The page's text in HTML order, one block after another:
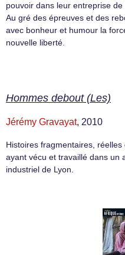
pouvoir dans leur entreprise
Au gré des épreuves et des
avec bonheur et humour la
nouvelle liberté.
Hommes debout (Les)
Jérémy Gravayat, 2010
Histoires fragmentaires,
ayant vécu et travaillé dans un
industriel de Lyon.